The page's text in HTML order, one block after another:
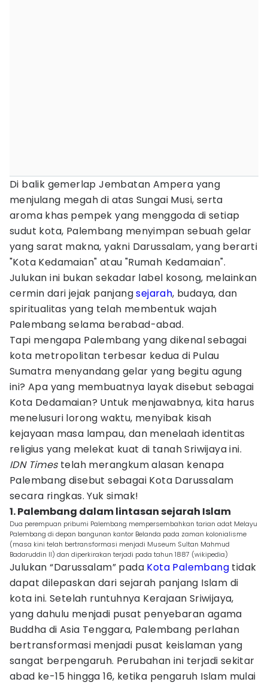
Di balik gemerlap Jembatan Ampera yang
menjulang megah di atas Sungai Musi, serta
aroma khas pempek yang menggoda di setiap
sudut kota, Palembang menyimpan sebuah gelar
yang sarat makna, yakni Darussalam, yang berarti
"Kota Kedamaian" atau "Rumah Kedamaian".
Julukan ini bukan sekadar label kosong, melainkan
cermin dari jejak panjangsejarah, budaya, dan
spiritualitas yang telah membentuk wajah
Palembang selama berabad-abad.
Tapi mengapa Palembang yang dikenal sebagai
kota metropolitan terbesar kedua di Pulau
Sumatra menyandang gelar yang begitu agung
ini? Apa yang membuatnya layak disebut sebagai
Kota Dedamaian? Untuk menjawabnya, kita harus
menelusuri lorong waktu, menyibak kisah
kejayaan masa lampau, dan menelaah identitas
religius yang melekat kuat di tanah Sriwijaya ini.
IDN Timestelah merangkum alasan kenapa
Palembang disebut sebagai Kota Darussalam
secara ringkas. Yuk simak!
1. Palembang dalam lintasan sejarah Islam
Dua perempuan pribumi Palembang mempersembahkan tarian adat Melayu
Palembang di depan bangunan kantor Belanda pada zaman kolonialisme
(masa kini telah bertransformasi menjadi Museum Sultan Mahmud
Badaruddin II) dan diperkirakan terjadi pada tahun 1887 (wikipedia)
Julukan “Darussalam” pada Kota Palembang tidak
dapat dilepaskan dari sejarah panjang Islam di
kota ini. Setelah runtuhnya Kerajaan Sriwijaya,
yang dahulu menjadi pusat penyebaran agama
Buddha di Asia Tenggara, Palembang perlahan
bertransformasi menjadi pusat keislaman yang
sangat berpengaruh. Perubahan ini terjadi sekitar
abad ke-15 hingga 16, ketika pengaruh Islam mulai